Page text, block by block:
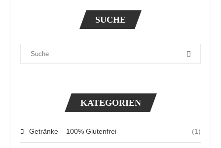
SUCHE
KATEGORIEN
Getränke – 100% Glutenfrei (1)